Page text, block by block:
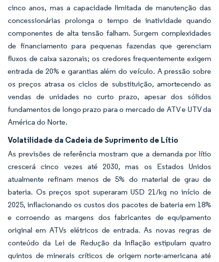
cinco anos, mas a capacidade limitada de manutenção das
concessionárias prolonga o tempo de inatividade quando
componentes de alta tensão falham. Surgem complexidades
de financiamento para pequenas fazendas que gerenciam
fluxos de caixa sazonais; os credores frequentemente exigem
entrada de 20% e garantias além do veículo. A pressão sobre
os preços atrasa os ciclos de substituição, amortecendo as
vendas de unidades no curto prazo, apesar dos sólidos
fundamentos de longo prazo para o mercado de ATV e UTV da
América do Norte.
Volatilidade da Cadeia de Suprimento de Lítio
As previsões de referência mostram que a demanda por lítio
crescerá cinco vezes até 2030, mas os Estados Unidos
atualmente refinam menos de 5% do material de grau de
bateria. Os preços spot superaram USD 21/kg no início de
2025, inflacionando os custos dos pacotes de bateria em 18%
e corroendo as margens dos fabricantes de equipamento
original em ATVs elétricos de entrada. As novas regras de
conteúdo da Lei de Redução da Inflação estipulam quatro
quintos de minerais críticos de origem norte-americana até